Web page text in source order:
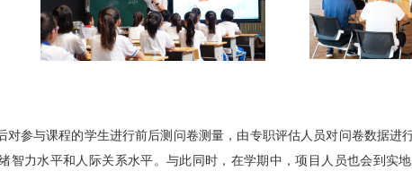
参与课程的学生进行前后测问卷测量，由专职评估人员对问卷数据进
智力水平和人际关系水平。与此同时，在学期中，项目人员也会到实